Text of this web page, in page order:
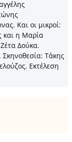
Και οι μικροί:
και η Μαρία
Δούκα.
Τάκης
Εκτέλεση